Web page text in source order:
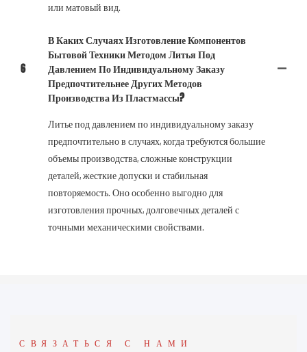
или матовый вид.
6
В Каких Случаях Изготовление Компонентов
Бытовой Техники Методом Литья Под
Давлением По Индивидуальному Заказу
Предпочтительнее Других Методов
Производства Из Пластмассы?
Литье под давлением по индивидуальному заказу
предпочтительно в случаях, когда требуются большие
объемы производства, сложные конструкции
деталей, жесткие допуски и стабильная
повторяемость. Оно особенно выгодно для
изготовления прочных, долговечных деталей с
точными механическими свойствами.
СВЯЗАТЬСЯ С НАМИ